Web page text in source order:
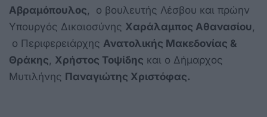
Αβραμόπουλος , ο βουλευτής Λέσβου και πρώην
Υπουργός Δικαιοσύνης Χαράλαμπος Αθανασίου
ο Περιφερειάρχης Ανατολικής Μακεδονίας &
Θράκης Χρήστος Τοψίδης και ο Δήμαρχος
Μυτιλήνης Παναγιώτης Χριστόφας.